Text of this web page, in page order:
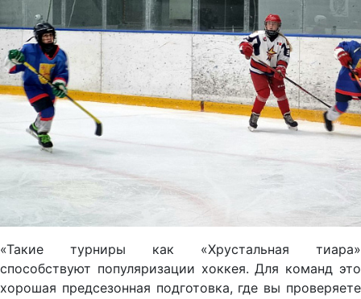
«Такие турниры как «Хрустальная тиара»
способствуют популяризации хоккея. Для команд это
хорошая предсезонная подготовка, где вы проверяете